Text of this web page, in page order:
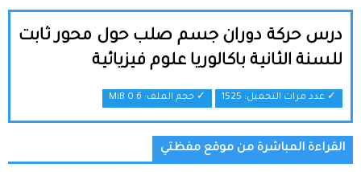
درس حركة دوران جسم صلب حول محور ثابت
للسنة الثانية باكالوريا علوم فيزيائية
✓ عدد مرات التحميل: 1525 ✓ حجم الملف: 0.6 MiB
القراءة المباشرة من موقع مفظتي